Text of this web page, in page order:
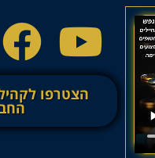
הצטרפו